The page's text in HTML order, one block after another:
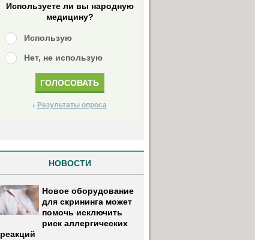
Используете ли вы народную
медицину?
Использую
Нет, не использую
Результаты опроса
НОВОСТИ
Новое оборудование
для скрининга может
помочь исключить
риск аллергических
реакций